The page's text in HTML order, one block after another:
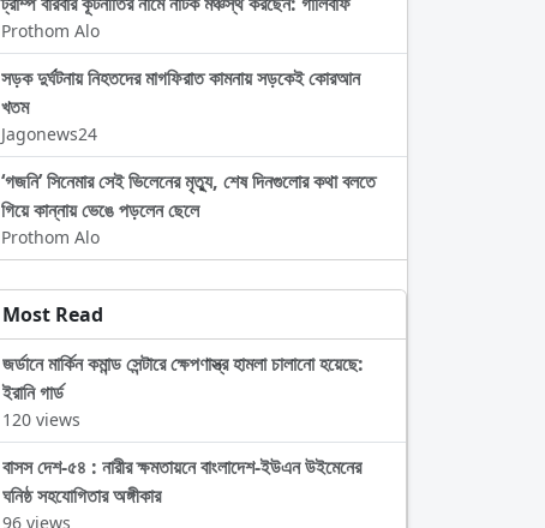
Prothom Alo
সড়ক দুর্ঘটনায় নিহতদের মাগফিরাত কামনায় সড়কেই কোরআন
খতম
Jagonews24
‘গজনি’ সিনেমার সেই ভিলেনের মৃত্যু, শেষ দিনগুলোর কথা বলতে
গিয়ে কান্নায় ভেঙে পড়লেন ছেলে
Prothom Alo
Most Read
জর্ডানে মার্কিন কমান্ড সেন্টারে ক্ষেপণাস্ত্র হামলা চালানো হয়েছে:
ইরানি গার্ড
120 views
বাসস দেশ-৫৪ : নারীর ক্ষমতায়নে বাংলাদেশ-ইউএন উইমেনের
ঘনিষ্ঠ সহযোগিতার অঙ্গীকার
96 views